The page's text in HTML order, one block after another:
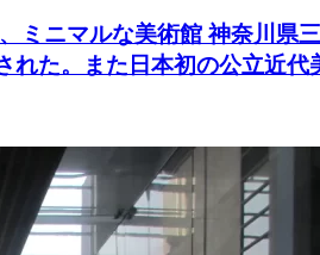
ミニマルな美術館 神奈川県
れた。また日本初の公立近